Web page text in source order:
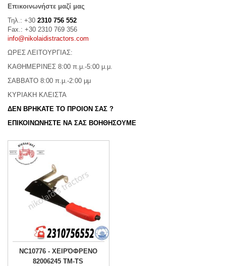
Επικοινωνήστε μαζί μας
Τηλ.: +30 2310 756 552
Fax.: +30 2310 769 356
info@nikolaidistractors.com
ΩΡΕΣ ΛΕΙΤΟΥΡΓΙΑΣ:
ΚΑΘΗΜΕΡΙΝΕΣ 8:00 π.μ.-5:00 μ.μ.
ΣΑΒΒΑΤΟ 8:00 π.μ.-2:00 μμ
ΚΥΡΙΑΚΗ ΚΛΕΙΣΤΑ
ΔΕΝ ΒΡΗΚΑΤΕ ΤΟ ΠΡΟΙΟΝ ΣΑΣ ?
ΕΠΙΚΟΙΝΩΝΗΣΤΕ ΝΑ ΣΑΣ ΒΟΗΘΗΣΟΥΜΕ
NC10776 - ΧΕΙΡΌΦΡΕΝΟ
82006245 TM-TS